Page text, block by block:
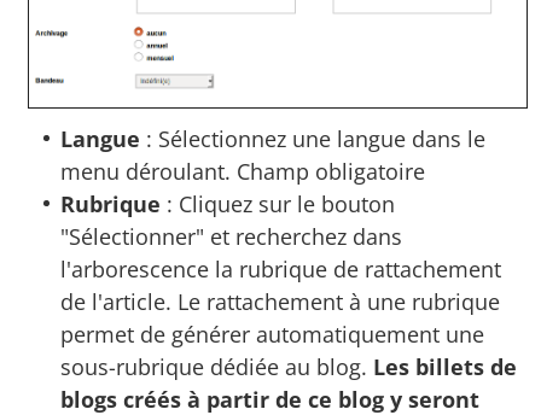
Langue : Sélectionnez une langue dans le
menu déroulant. Champ obligatoire
Rubrique : Cliquez sur le bouton
"Sélectionner" et recherchez dans
l'arborescence la rubrique de rattachement
de l'article. Le rattachement à une rubrique
permet de générer automatiquement une
sous-rubrique dédiée au blog. Les billets de
blogs créés à partir de ce blog y seront